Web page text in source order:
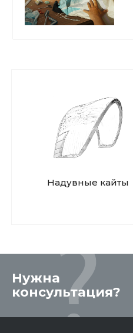
Надувные кайты
Нужна
консультация?